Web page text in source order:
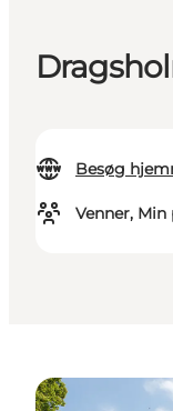
Besøg
Venner,